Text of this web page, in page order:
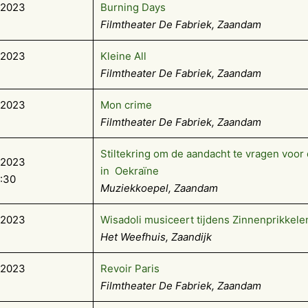
Burning Days
Filmtheater De Fabriek, Zaandam
Kleine All
Filmtheater De Fabriek, Zaandam
Mon crime
Filmtheater De Fabriek, Zaandam
Stiltekring om de aandacht te vragen voor
in Oekraïne
Muziekkoepel, Zaandam
Wisadoli musiceert tijdens
Het Weefhuis, Zaandijk
Revoir Paris
Filmtheater De Fabriek, Zaandam